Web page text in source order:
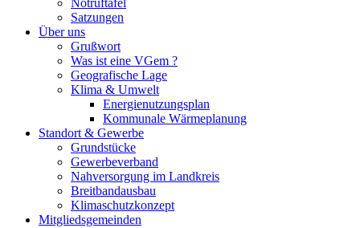
Notruftafel
Satzungen
Über uns
Grußwort
Was ist eine VGem ?
Geografische Lage
Klima & Umwelt
Energienutzungsplan
Kommunale Wärmeplanung
Standort & Gewerbe
Grundstücke
Gewerbeverband
Nahversorgung im Landkreis
Breitbandausbau
Klimaschutzkonzept
Mitgliedsgemeinden